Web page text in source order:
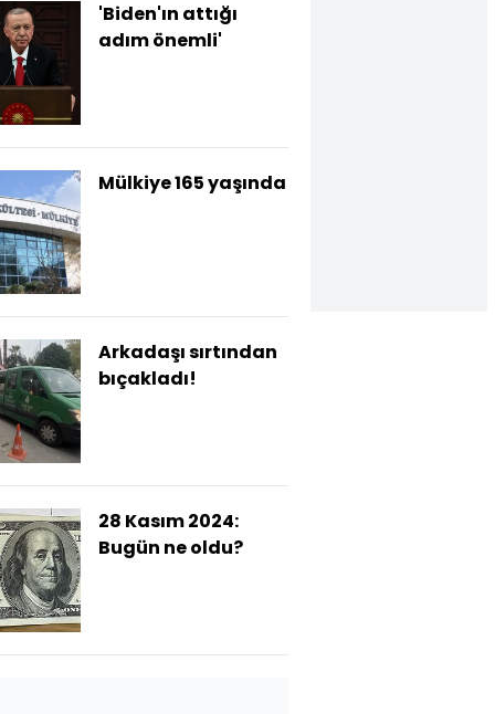
'Biden'ın attığı
adım önemli'
Mülkiye 165 yaşında
Arkadaşı sırtından
bıçakladı!
28 Kasım 2024:
Bugün ne oldu?